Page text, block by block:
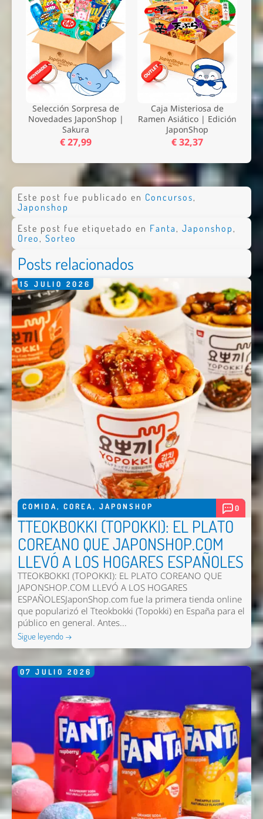
Selección Sorpresa de
Novedades JaponShop |
Sakura
€ 27,99
Caja Misteriosa de
Ramen Asiático | Edición
JaponShop
€ 32,37
Este post fue publicado en Concursos,
Japonshop
Este post fue etiquetado en Fanta, Japonshop,
Oreo, Sorteo
Posts relacionados
15 JULIO 2026
COMIDA, COREA, JAPONSHOP 0
TTEOKBOKKI (TOPOKKI): EL PLATO
COREANO QUE JAPONSHOP.COM
LLEVÓ A LOS HOGARES ESPAÑOLES
TTEOKBOKKI (TOPOKKI): EL PLATO COREANO QUE
JAPONSHOP.COM LLEVÓ A LOS HOGARES
ESPAÑOLESJaponShop.com fue la primera tienda online
que popularizó el Tteokbokki (Topokki) en España para el
público en general. Antes...
Sigue leyendo →
07 JULIO 2026
Nombre *
Email *
Comentario *